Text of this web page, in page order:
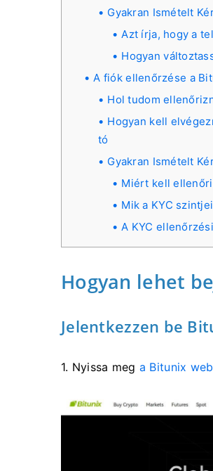
Gyakran Ismételt
Azt írja, hogy a
Hogyan
A fiók ellenőrzése a
Hol tudom
Hogyan kell
tó
Gyakran Ismételt
Miért kell
Mik a KYC
A KYC
Hogyan lehet
Jelentkezzen be
1. Nyissa meg a Bitunix